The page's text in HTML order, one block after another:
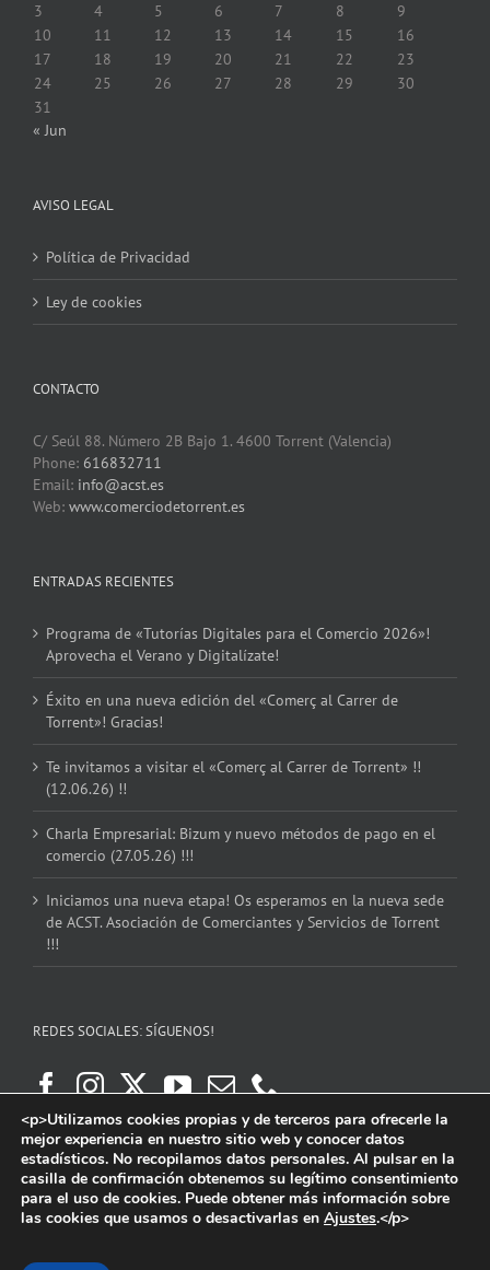
3
4 5 6 7 8
9
10
11 12 13 14 15
16
17
18 19 20 21 22
23
24
25 26 27 28 29
30
31
« Jun
AVISO LEGAL
Política de Privacidad
Ley de cookies
CONTACTO
C/ Seúl 88. Número 2B Bajo 1. 4600 Torrent (Valencia)
Phone: 616832711
Email: info@acst.es
Web: www.comerciodetorrent.es
ENTRADAS RECIENTES
Programa de «Tutorías Digitales para el Comercio 2026»!
Aprovecha el Verano y Digitalízate!
Éxito en una nueva edición del «Comerç al Carrer de
Torrent»! Gracias!
Te invitamos a visitar el «Comerç al Carrer de Torrent» !!
(12.06.26) !!
Charla Empresarial: Bizum y nuevo métodos de pago en el
comercio (27.05.26) !!!
Iniciamos una nueva etapa! Os esperamos en la nueva sede
de ACST. Asociación de Comerciantes y Servicios de Torrent
!!!
REDES SOCIALES: SÍGUENOS!
<p>Utilizamos cookies propias y de terceros para ofrecerle la
mejor experiencia en nuestro sitio web y conocer datos
estadísticos. No recopilamos datos personales. Al pulsar en la
casilla de confirmación obtenemos su legítimo consentimiento
para el uso de cookies. Puede obtener más información sobre
las cookies que usamos o desactivarlas en Ajustes.</p>